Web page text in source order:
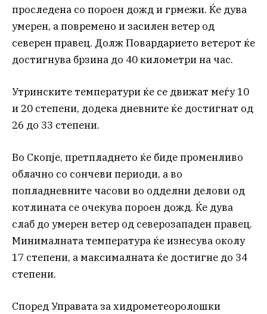
проследена со пороен дожд и грмежи. Ќе дува
умерен, а повремено и засилен ветер од
северен правец. Долж Повардарието ветерот ќе
достигнува брзина до 40 километри на час.
Утринските температури ќе се движат меѓу 10
и 20 степени, додека дневните ќе достигнат од
26 до 33 степени.
Во Скопје, претпладнето ќе биде променливо
облачно со сончеви периоди, а во
попладневните часови во одделни делови од
котлината се очекува пороен дожд. Ќе дува
слаб до умерен ветер од северозападен правец.
Минималната температура ќе изнесува околу
17 степени, а максималната ќе достигне до 34
степени.
Според Управата за хидрометеоролошки